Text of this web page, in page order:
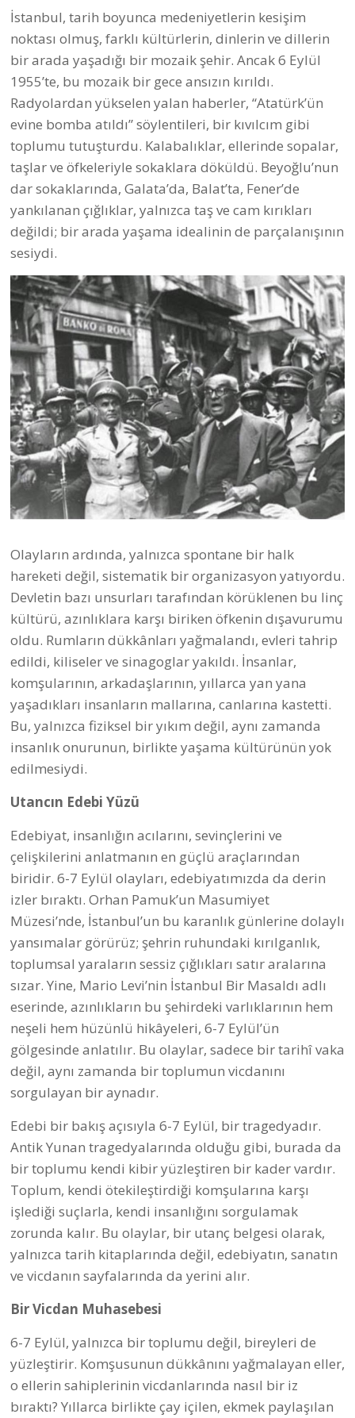
İstanbul, tarih boyunca medeniyetlerin kesişim
noktası olmuş, farklı kültürlerin, dinlerin ve dillerin
bir arada yaşadığı bir mozaik şehir. Ancak 6 Eylül
1955’te, bu mozaik bir gece ansızın kırıldı.
Radyolardan yükselen yalan haberler, “Atatürk’ün
evine bomba atıldı” söylentileri, bir kıvılcım gibi
toplumu tutuşturdu. Kalabalıklar, ellerinde sopalar,
taşlar ve öfkeleriyle sokaklara döküldü. Beyoğlu’nun
dar sokaklarında, Galata’da, Balat’ta, Fener’de
yankılanan çığlıklar, yalnızca taş ve cam kırıkları
değildi; bir arada yaşama idealinin de parçalanışının
sesiydi.
Olayların ardında, yalnızca spontane bir halk
hareketi değil, sistematik bir organizasyon yatıyordu.
Devletin bazı unsurları tarafından körüklenen bu linç
kültürü, azınlıklara karşı biriken öfkenin dışavurumu
oldu. Rumların dükkânları yağmalandı, evleri tahrip
edildi, kiliseler ve sinagoglar yakıldı. İnsanlar,
komşularının, arkadaşlarının, yıllarca yan yana
yaşadıkları insanların mallarına, canlarına kastetti.
Bu, yalnızca fiziksel bir yıkım değil, aynı zamanda
insanlık onurunun, birlikte yaşama kültürünün yok
edilmesiydi.
Utancın Edebi Yüzü
Edebiyat, insanlığın acılarını, sevinçlerini ve
çelişkilerini anlatmanın en güçlü araçlarından
biridir. 6-7 Eylül olayları, edebiyatımızda da derin
izler bıraktı. Orhan Pamuk’un Masumiyet
Müzesi’nde, İstanbul’un bu karanlık günlerine dolaylı
yansımalar görürüz; şehrin ruhundaki kırılganlık,
toplumsal yaraların sessiz çığlıkları satır aralarına
sızar. Yine, Mario Levi’nin İstanbul Bir Masaldı adlı
eserinde, azınlıkların bu şehirdeki varlıklarının hem
neşeli hem hüzünlü hikâyeleri, 6-7 Eylül’ün
gölgesinde anlatılır. Bu olaylar, sadece bir tarihî vaka
değil, aynı zamanda bir toplumun vicdanını
sorgulayan bir aynadır.
Edebi bir bakış açısıyla 6-7 Eylül, bir tragedyadır.
Antik Yunan tragedyalarında olduğu gibi, burada da
bir toplumu kendi kibir yüzleştiren bir kader vardır.
Toplum, kendi ötekileştirdiği komşularına karşı
işlediği suçlarla, kendi insanlığını sorgulamak
zorunda kalır. Bu olaylar, bir utanç belgesi olarak,
yalnızca tarih kitaplarında değil, edebiyatın, sanatın
ve vicdanın sayfalarında da yerini alır.
Bir Vicdan Muhasebesi
6-7 Eylül, yalnızca bir toplumu değil, bireyleri de
yüzleştirir. Komşusunun dükkânını yağmalayan eller,
o ellerin sahiplerinin vicdanlarında nasıl bir iz
bıraktı? Yıllarca birlikte çay içilen, ekmek paylaşılan